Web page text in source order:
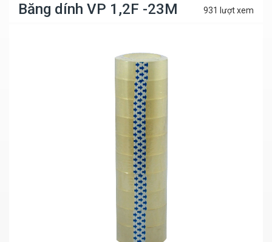
Băng dính VP 1,2F -23M 931 lượt xem